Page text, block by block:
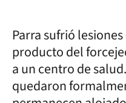
Parra sufrió
producto del
a un centro de
quedaron